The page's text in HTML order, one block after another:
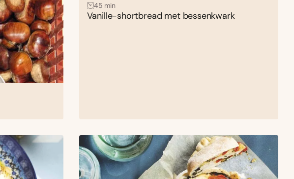
45 min
Vanille-shortbread met bessenkwark